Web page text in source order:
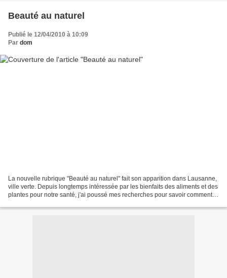
Beauté au naturel
Publié le 12/04/2010 à 10:09
Par dom
La nouvelle rubrique "Beauté au naturel" fait son apparition dans Lausanne,
ville verte. Depuis longtemps intéressée par les bienfaits des aliments et des
plantes pour notre santé, j'ai poussé mes recherches pour savoir comment